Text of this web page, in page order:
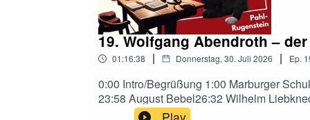
19. Wolfgang Abendroth –
01:16:38 | Donnerstag, 30. Juli 2026 | Ep.
0:00 Intro/Begrüßung 1:00 Marburger
23:58 August Bebel26:32 Wilhelm
Achillis36:52 IAA (I. Internationale) 38:16